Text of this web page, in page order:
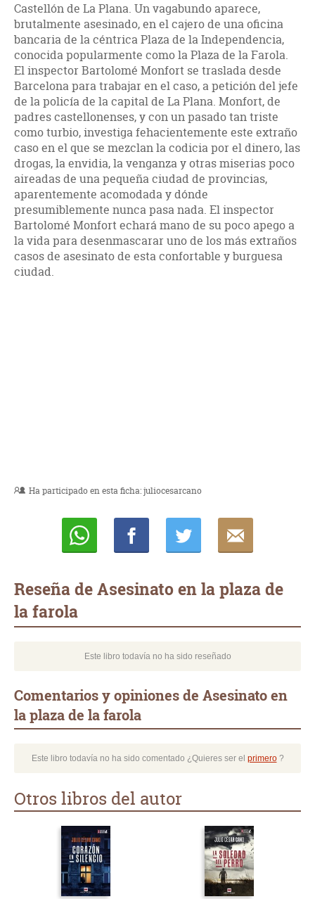
Castellón de La Plana. Un vagabundo aparece,
brutalmente asesinado, en el cajero de una oficina
bancaria de la céntrica Plaza de la Independencia,
conocida popularmente como la Plaza de la Farola.
El inspector Bartolomé Monfort se traslada desde
Barcelona para trabajar en el caso, a petición del jefe
de la policía de la capital de La Plana. Monfort, de
padres castellonenses, y con un pasado tan triste
como turbio, investiga fehacientemente este extraño
caso en el que se mezclan la codicia por el dinero, las
drogas, la envidia, la venganza y otras miserias poco
aireadas de una pequeña ciudad de provincias,
aparentemente acomodada y dónde
presumiblemente nunca pasa nada. El inspector
Bartolomé Monfort echará mano de su poco apego a
la vida para desenmascarar uno de los más extraños
casos de asesinato de esta confortable y burguesa
ciudad.
Ha participado en esta ficha:juliocesarcano
Reseña de Asesinato en la plaza de
la farola
Este libro todavía no ha sido reseñado
Comentarios y opiniones de Asesinato en
la plaza de la farola
Este libro todavía no ha sido comentado ¿Quieres ser el primero?
Otros libros del autor